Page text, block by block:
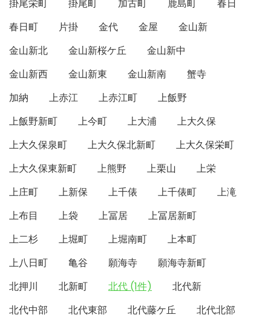
掛尾栄町 掛尾町 加古町 鹿島町
春日
春日町
片掛 金代 金屋
金山新
金山新北
金山新桜ケ丘
金山新中
金山新西
金山新東 金山新南
蟹寺
加納
上赤江 上赤江町
上飯野
上飯野新町
上今町 上大浦
上大久保
上大久保泉町
上大久保北新町
上大久保栄町
上大久保東新町
上熊野 上栗山
上栄
上庄町
上新保 上千俵 上千俵町
上滝
上布目
上袋 上冨居
上冨居新町
上二杉
上堀町 上堀南町
上本町
上八日町
亀谷 願海寺
願海寺新町
北押川
北新町 北代 (1件)
北代新
北代中部
北代東部 北代藤ケ丘
北代北部